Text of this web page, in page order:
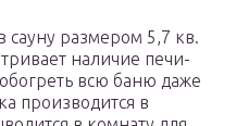
размером 5,7 кв.
наличие печи-
всю баню даже
производится в